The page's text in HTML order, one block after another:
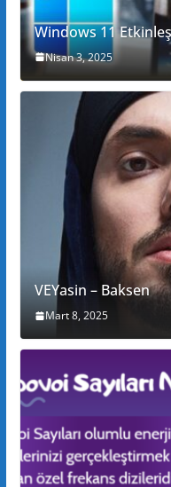
Windows 11
Nisan 3, 2025
VEYasin – Baksen
Mart 8, 2025